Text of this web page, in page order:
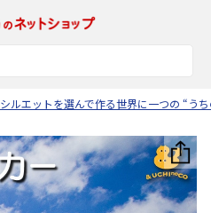
シルエットを選んで作る世界に一つの “う